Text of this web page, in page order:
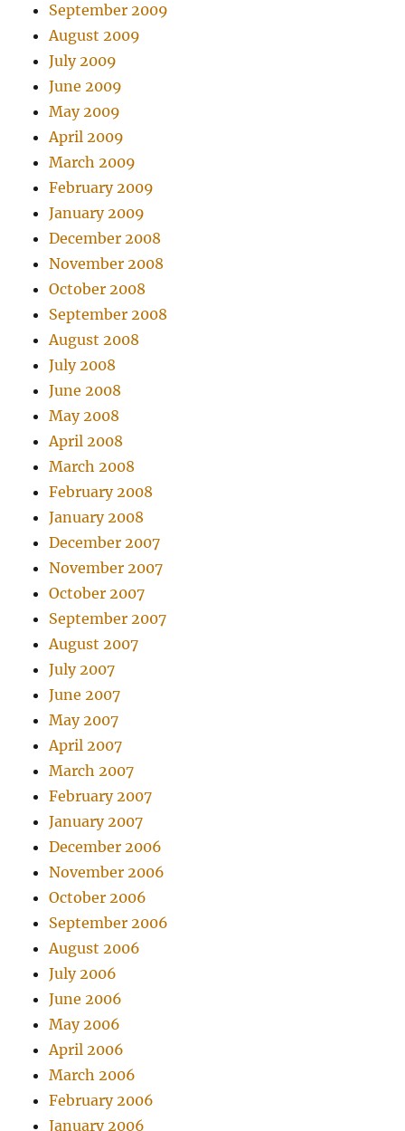
September 2009
August 2009
July 2009
June 2009
May 2009
April 2009
March 2009
February 2009
January 2009
December 2008
November 2008
October 2008
September 2008
August 2008
July 2008
June 2008
May 2008
April 2008
March 2008
February 2008
January 2008
December 2007
November 2007
October 2007
September 2007
August 2007
July 2007
June 2007
May 2007
April 2007
March 2007
February 2007
January 2007
December 2006
November 2006
October 2006
September 2006
August 2006
July 2006
June 2006
May 2006
April 2006
March 2006
February 2006
January 2006